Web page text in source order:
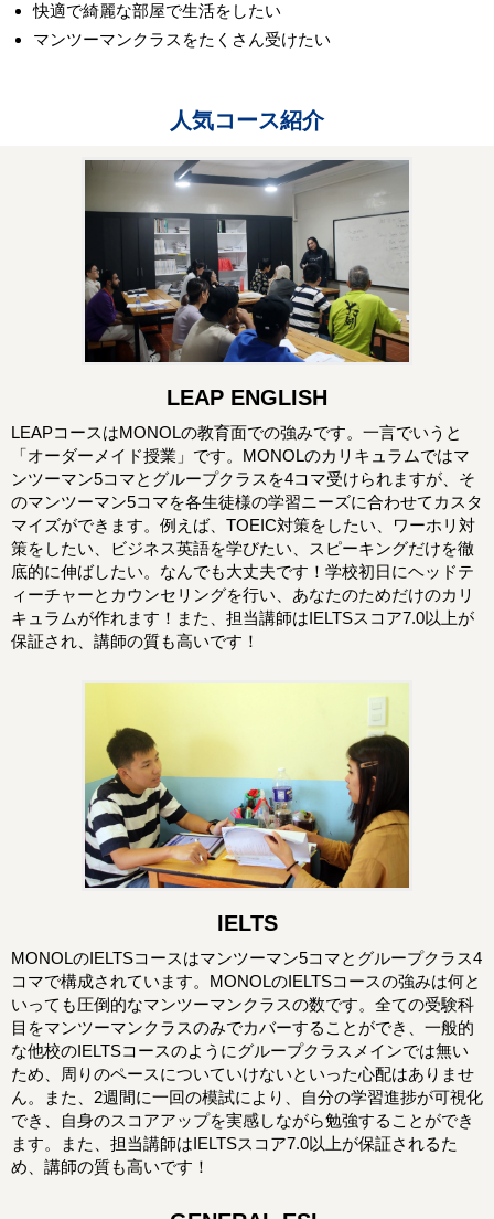
快適で綺麗な部屋で生活をしたい
マンツーマンクラスをたくさん受けたい
人気コース紹介
LEAP ENGLISH
LEAPコースはMONOLの教育面での強みです。一言でいうと
「オーダーメイド授業」です。MONOLのカリキュラムではマ
ンツーマン5コマとグループクラスを4コマ受けられますが、そ
のマンツーマン5コマを各生徒様の学習ニーズに合わせてカスタ
マイズができます。例えば、TOEIC対策をしたい、ワーホリ対
策をしたい、ビジネス英語を学びたい、スピーキングだけを徹
底的に伸ばしたい。なんでも大丈夫です！学校初日にヘッドテ
ィーチャーとカウンセリングを行い、あなたのためだけのカリ
キュラムが作れます！また、担当講師はIELTSスコア7.0以上が
保証され、講師の質も高いです！
IELTS
MONOLのIELTSコースはマンツーマン5コマとグループクラス4
コマで構成されています。MONOLのIELTSコースの強みは何と
いっても圧倒的なマンツーマンクラスの数です。全ての受験科
目をマンツーマンクラスのみでカバーすることができ、一般的
な他校のIELTSコースのようにグループクラスメインでは無い
ため、周りのペースについていけないといった心配はありませ
ん。また、2週間に一回の模試により、自分の学習進捗が可視化
でき、自身のスコアアップを実感しながら勉強することができ
ます。また、担当講師はIELTSスコア7.0以上が保証されるた
め、講師の質も高いです！